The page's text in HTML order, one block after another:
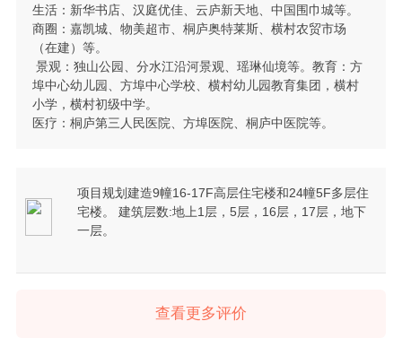
生活：新华书店、汉庭优佳、云庐新天地、中国围巾城等。
商圈：嘉凯城、物美超市、桐庐奥特莱斯、横村农贸市场
（在建）等。
景观：独山公园、分水江沿河景观、瑶琳仙境等。教育：方
埠中心幼儿园、方埠中心学校、横村幼儿园教育集团，横村
小学，横村初级中学。
医疗：桐庐第三人民医院、方埠医院、桐庐中医院等。
项目规划建造9幢16-17F高层住宅楼和24幢5F多层住
宅楼。 建筑层数:地上1层，5层，16层，17层，地下
一层。
查看更多评价